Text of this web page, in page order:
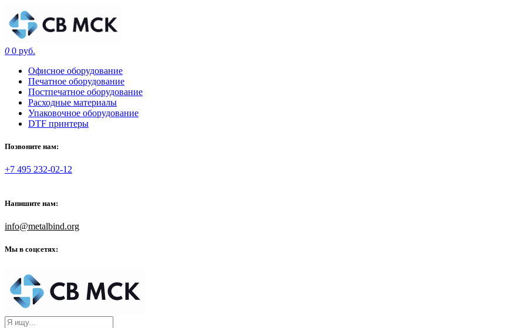
0 0 руб.
Офисное оборудование
Печатное оборудование
Постпечатное оборудование
Расходные материалы
Упаковочное оборудование
DTF принтеры
Позвоните нам:
+7 495 232-02-12
Напишите нам:
info@metalbind.org
Мы в соцсетях: